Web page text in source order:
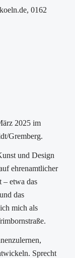
0162
2025 im
Gremberg.
und Design
ehrenamtlicher
– etwa das
das
mich als
Sprecht